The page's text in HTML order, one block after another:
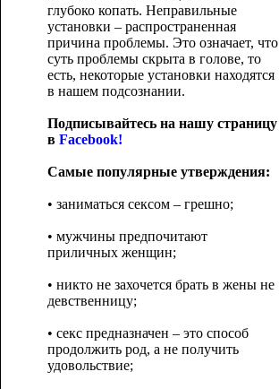
глубоко копать. Неправильные
установки – распространенная
причина проблемы. Это означает, что
суть проблемы скрыта в голове, то
есть, некоторые установки находятся
в нашем подсознании.
Подписывайтесь на нашу страницу
в Facebook!
Самые популярные утверждения:
• заниматься сексом – грешно;
• мужчины предпочитают
приличных женщин;
• никто не захочется брать в жены не
девственницу;
• секс предназначен – это способ
продолжить род, а не получить
удовольствие;